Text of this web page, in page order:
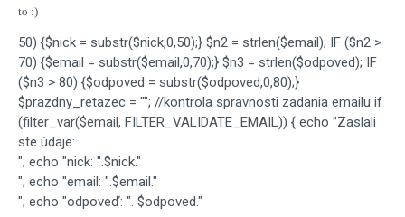
to :)
50) {$nick = substr($nick,0,50);} $n2 = strlen($email); IF ($n2 >
70) {$email = substr($email,0,70);} $n3 = strlen($odpoved); IF
($n3 > 80) {$odpoved = substr($odpoved,0,80);}
$prazdny_retazec = ""; //kontrola spravnosti zadania emailu if
(filter_var($email, FILTER_VALIDATE_EMAIL)) { echo "Zaslali
ste údaje:
"; echo "nick: ".$nick."
"; echo "email: ".$email."
"; echo "odpoveď: ". $odpoved."